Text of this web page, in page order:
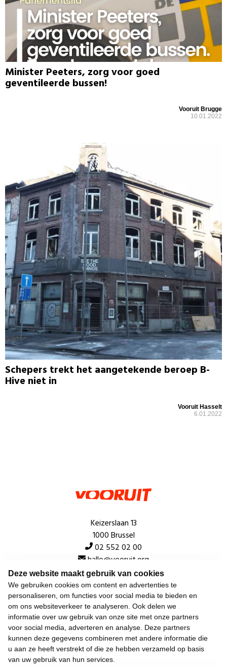
Deze website maakt gebruik van cookies
We gebruiken cookies om content en advertenties te
personaliseren, om functies voor social media te bieden en
om ons websiteverkeer te analyseren. Ook delen we
informatie over uw gebruik van onze site met onze partners
voor social media, adverteren en analyse. Deze partners
kunnen deze gegevens combineren met andere informatie die
u aan ze heeft verstrekt of die ze hebben verzameld op basis
van uw gebruik van hun services.
Minister Peeters, zorg voor goed
geventileerde bussen!
Vooruit Brugge
10.01.2022
Schepers trekt het aangetekende beroep B-
Hive niet in
Vooruit Hasselt
6.01.2022
Keizerslaan 13
1000 Brussel
02 552 02 00
hallo@vooruit.org
Snel
Over de beweging
Algemeen